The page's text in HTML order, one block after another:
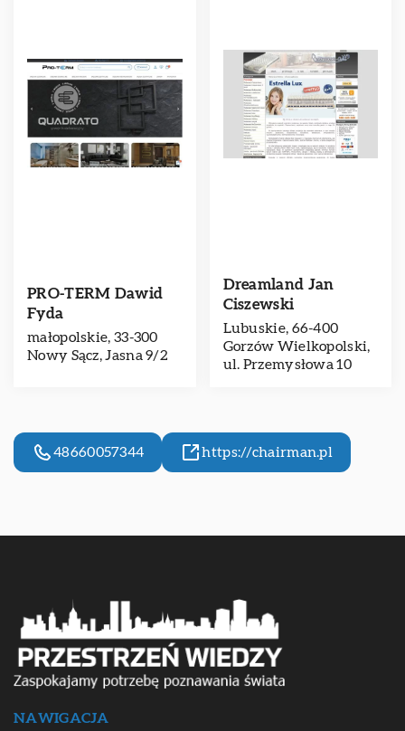
PRO-TERM Dawid
Fyda
małopolskie, 33-300
Nowy Sącz, Jasna 9/2
Dreamland Jan
Ciszewski
Lubuskie, 66-400
Gorzów Wielkopolski,
ul. Przemysłowa 10
48660057344 https://chairman.pl
NAWIGACJA